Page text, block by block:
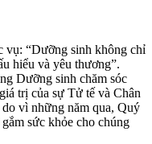
vụ: “Dưỡng sinh không chỉ
hiểu và yêu thương”.
Dưỡng sinh chăm sóc
trị của sự Tử tế và Chân
vì những năm qua, Quý
sức khỏe cho chúng